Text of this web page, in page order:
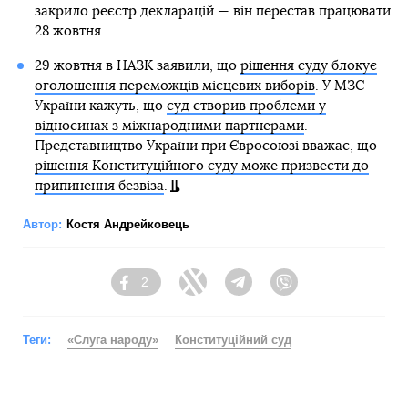
закрило реєстр декларацій — він перестав працювати
28 жовтня.
29 жовтня в НАЗК заявили, що рішення суду блокує
оголошення переможців місцевих виборів. У МЗС
України кажуть, що суд створив проблеми у
відносинах з міжнародними партнерами.
Представництво України при Євросоюзі вважає, що
рішення Конституційного суду може призвести до
припинення безвіза.
Автор: Костя Андрейковець
Facebook
2
Twitter Telegram
Теги: «Слуга народу» Конституційний суд